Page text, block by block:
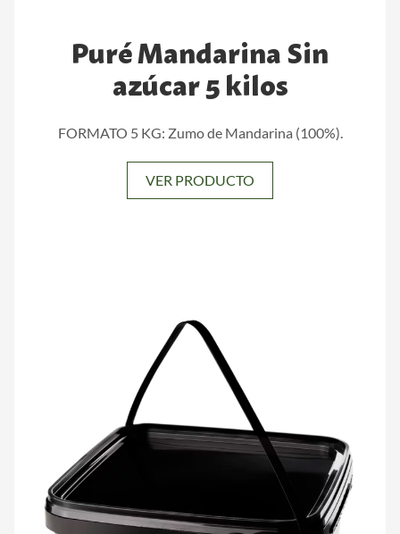
Puré Mandarina Sin
azúcar 5 kilos
FORMATO 5 KG: Zumo de Mandarina (100%).
VER PRODUCTO